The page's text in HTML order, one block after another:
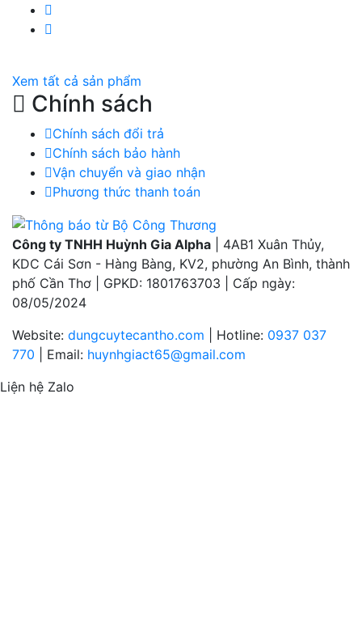
Xem tất cả sản phẩm
Chính sách
Chính sách đổi trả
Chính sách bảo hành
Vận chuyển và giao nhận
Phương thức thanh toán
Công ty TNHH Huỳnh Gia Alpha | 4AB1 Xuân Thủy,
KDC Cái Sơn - Hàng Bàng, KV2, phường An Bình, thành
phố Cần Thơ | GPKD: 1801763703 | Cấp ngày:
08/05/2024
Website: dungcuytecantho.com | Hotline: 0937 037
770 | Email: huynhgiact65@gmail.com
Liện hệ Zalo